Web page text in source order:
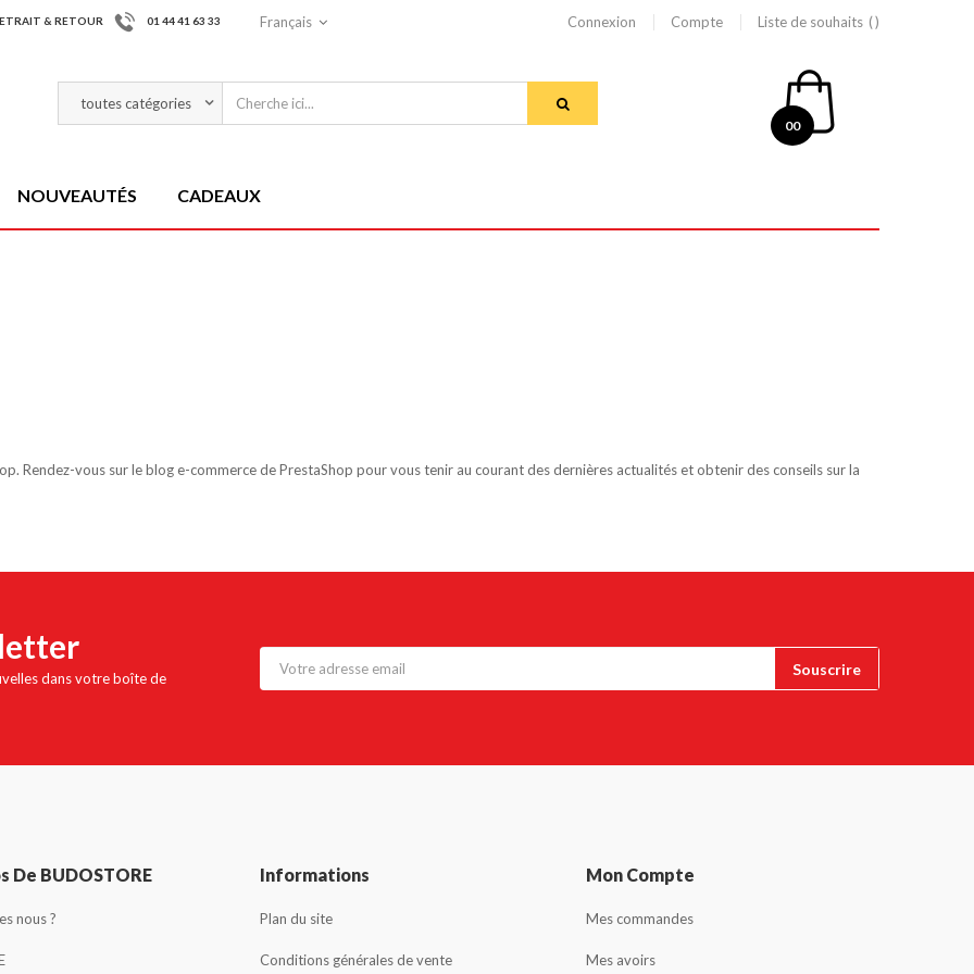
& RETOUR 01 44 41 63 33 Français Connexion Compte Liste de souhaits
00
NOUVEAUTÉS CADEAUX
Rendez-vous sur leblog e-commerce de PrestaShop pour vous tenir au courant des dernières actualités et obtenir des conseils sur la
dans votre boîte de
De BUDOSTORE
nous ?
Informations
Plan du site
Conditions générales de vente
Mon Compte
Mes commandes
Mes avoirs